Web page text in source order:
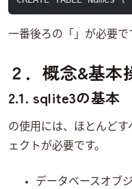
一番後ろの「;」が必要で
２．概念&基本
2.1. sqlite3の基本
SQLiteの使用には、ほとん
ェクトが必要です。
データベースオブジェクト（